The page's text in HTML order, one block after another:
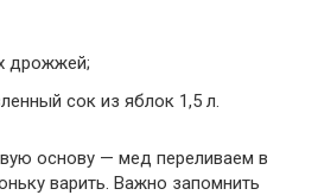
дрожжей;
сок из яблок 1,5 л.
основу — мед переливаем в
варить. Важно запомнить